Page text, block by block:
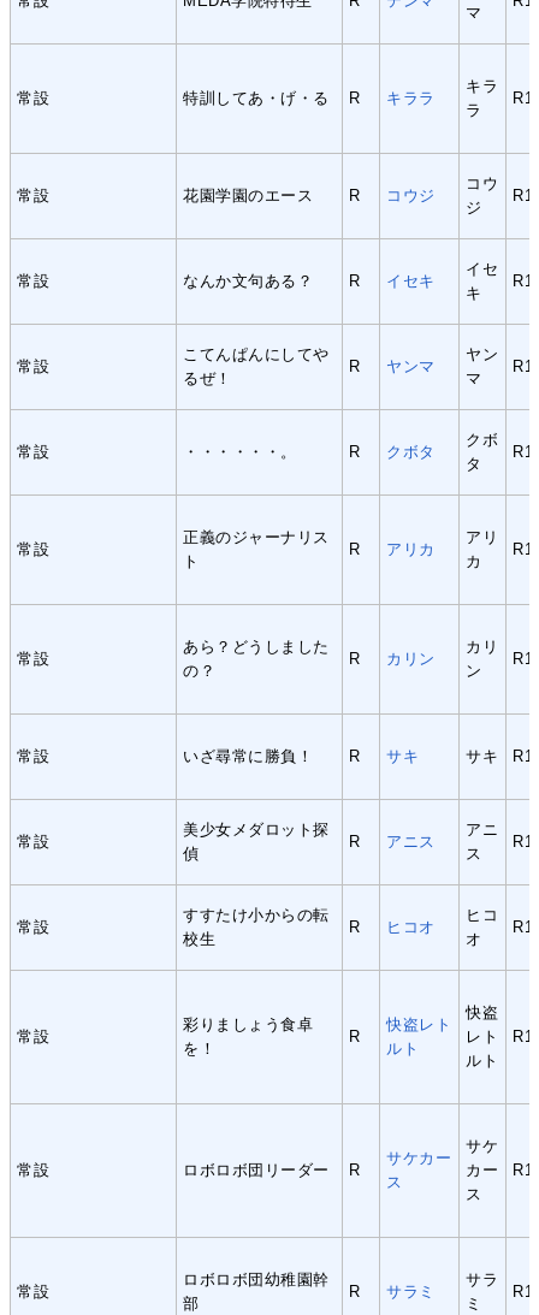
マ
常設 特訓してあ・げ・る R キララ
キラ
ラ
R1
常設 花園学園のエース R コウジ
コウ
ジ
R1
常設 なんか文句ある？ R イセキ
イセ
キ
R1
常設
こてんぱんにしてや
るぜ！
R ヤンマ
ヤン
マ
R1
常設 ・・・・・・。 R クボタ
クボ
タ
R1
常設
正義のジャーナリス
ト
R アリカ
アリ
カ
R1
常設
あら？どうしました
の？
R カリン
カリ
ン
R1
常設 いざ尋常に勝負！ R サキ サキ R1
常設
美少女メダロット探
偵
R アニス
アニ
ス
R1
常設
すすたけ小からの転
校生
R ヒコオ
ヒコ
オ
R1
常設
彩りましょう食卓
を！
R
快盗レト
ルト
快盗
レト
ルト
R1
常設 ロボロボ団リーダー R
サケカー
ス
サケ
カー
ス
R1
常設
ロボロボ団幼稚園幹
部
R サラミ
サラ
ミ
R1